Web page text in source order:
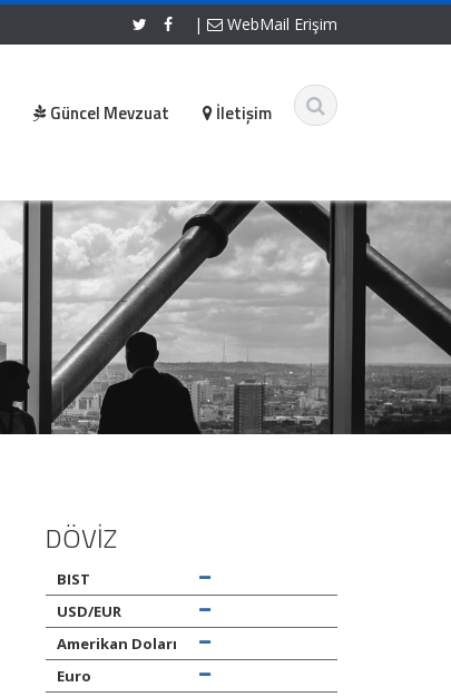
| WebMail Erişim
Güncel Mevzuat İletişim
DÖVİZ
BIST
USD/EUR
Amerikan Doları
Euro